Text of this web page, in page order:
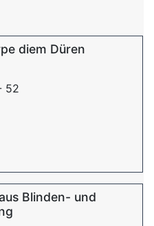
diem Düren
52
Blinden- und